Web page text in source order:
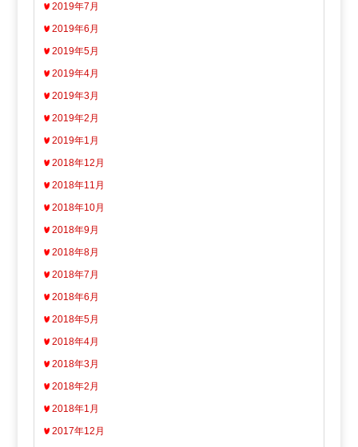
2019年7月
2019年6月
2019年5月
2019年4月
2019年3月
2019年2月
2019年1月
2018年12月
2018年11月
2018年10月
2018年9月
2018年8月
2018年7月
2018年6月
2018年5月
2018年4月
2018年3月
2018年2月
2018年1月
2017年12月